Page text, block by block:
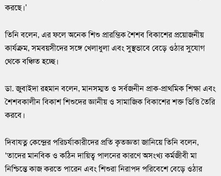
করছে।’
তিনি বলেন, এর ফলে অনেক শিশু প্রারম্ভিক শৈশব বিকাশের প্রয়োজনীয়
কার্যক্রম, সমবয়সীদের সঙ্গে খেলাধুলা এবং সুস্থভাবে বেড়ে ওঠার সুযোগ
থেকে বঞ্চিত হচ্ছে।
ডা. জুবাইদা রহমান বলেন, মানসম্মত ও সর্বজনীন প্রাক-প্রাথমিক শিক্ষা এবং
শৈশবকালীন বিকাশ শিশুদের জ্ঞানীয় ও সামাজিক বিকাশের শক্ত ভিত্তি তৈরি
করবে।
দিবাযত্ন কেন্দ্রের পরিচর্যাকারীদের প্রতি কৃতজ্ঞতা জানিয়ে তিনি বলেন,
‘তাদের মানবিক ও কঠিন দায়িত্ব পালনের কারণে অসংখ্য কর্মজীবী মা
নিশ্চিন্তে কাজ করতে পারেন এবং শিশুরা নিরাপদ পরিবেশে বেড়ে ওঠার